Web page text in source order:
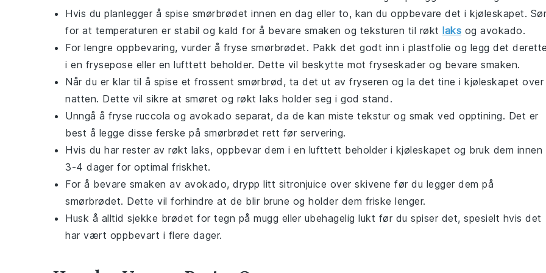
Hvis du planlegger å spise smørbrødet innen en dag eller to, kan du oppbevare det i kjøleskapet.
for at temperaturen er stabil og kald for å bevare smaken og teksturen til røkt laks og avokado.
For lengre oppbevaring, vurder å fryse smørbrødet. Pakk det godt inn i plastfolie og legg det
i en frysepose eller en lufttett beholder. Dette vil beskytte mot fryseskader og bevare smaken.
Når du er klar til å spise et frossent smørbrød, ta det ut av fryseren og la det tine i kjøleskapet over
natten. Dette vil sikre at smøret og røkt laks holder seg i god stand.
Unngå å fryse ruccola og avokado separat, da de kan miste tekstur og smak ved opptining. Det er
best å legge disse ferske på smørbrødet rett før servering.
Hvis du har rester av røkt laks, oppbevar dem i en lufttett beholder i kjøleskapet og bruk dem innen
3-4 dager for optimal friskhet.
For å bevare smaken av avokado, drypp litt sitronjuice over skivene før du legger dem på
smørbrødet. Dette vil forhindre at de blir brune og holder dem friske lenger.
Husk å alltid sjekke brødet for tegn på mugg eller ubehagelig lukt før du spiser det, spesielt hvis det
har vært oppbevart i flere dager.